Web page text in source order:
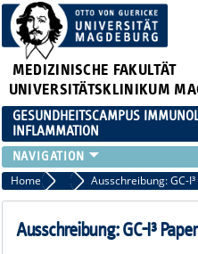
MEDIZINISCHE FAKULTÄT
UNIVERSITÄTSKLINIKUM
GESUNDHEITSCAMPUS
INFLAMMATION
ÜBER UNS
MITGLIEDER
PAPER D. JAHRES
Home Aktuelles
Ausschreibung: GC-I³